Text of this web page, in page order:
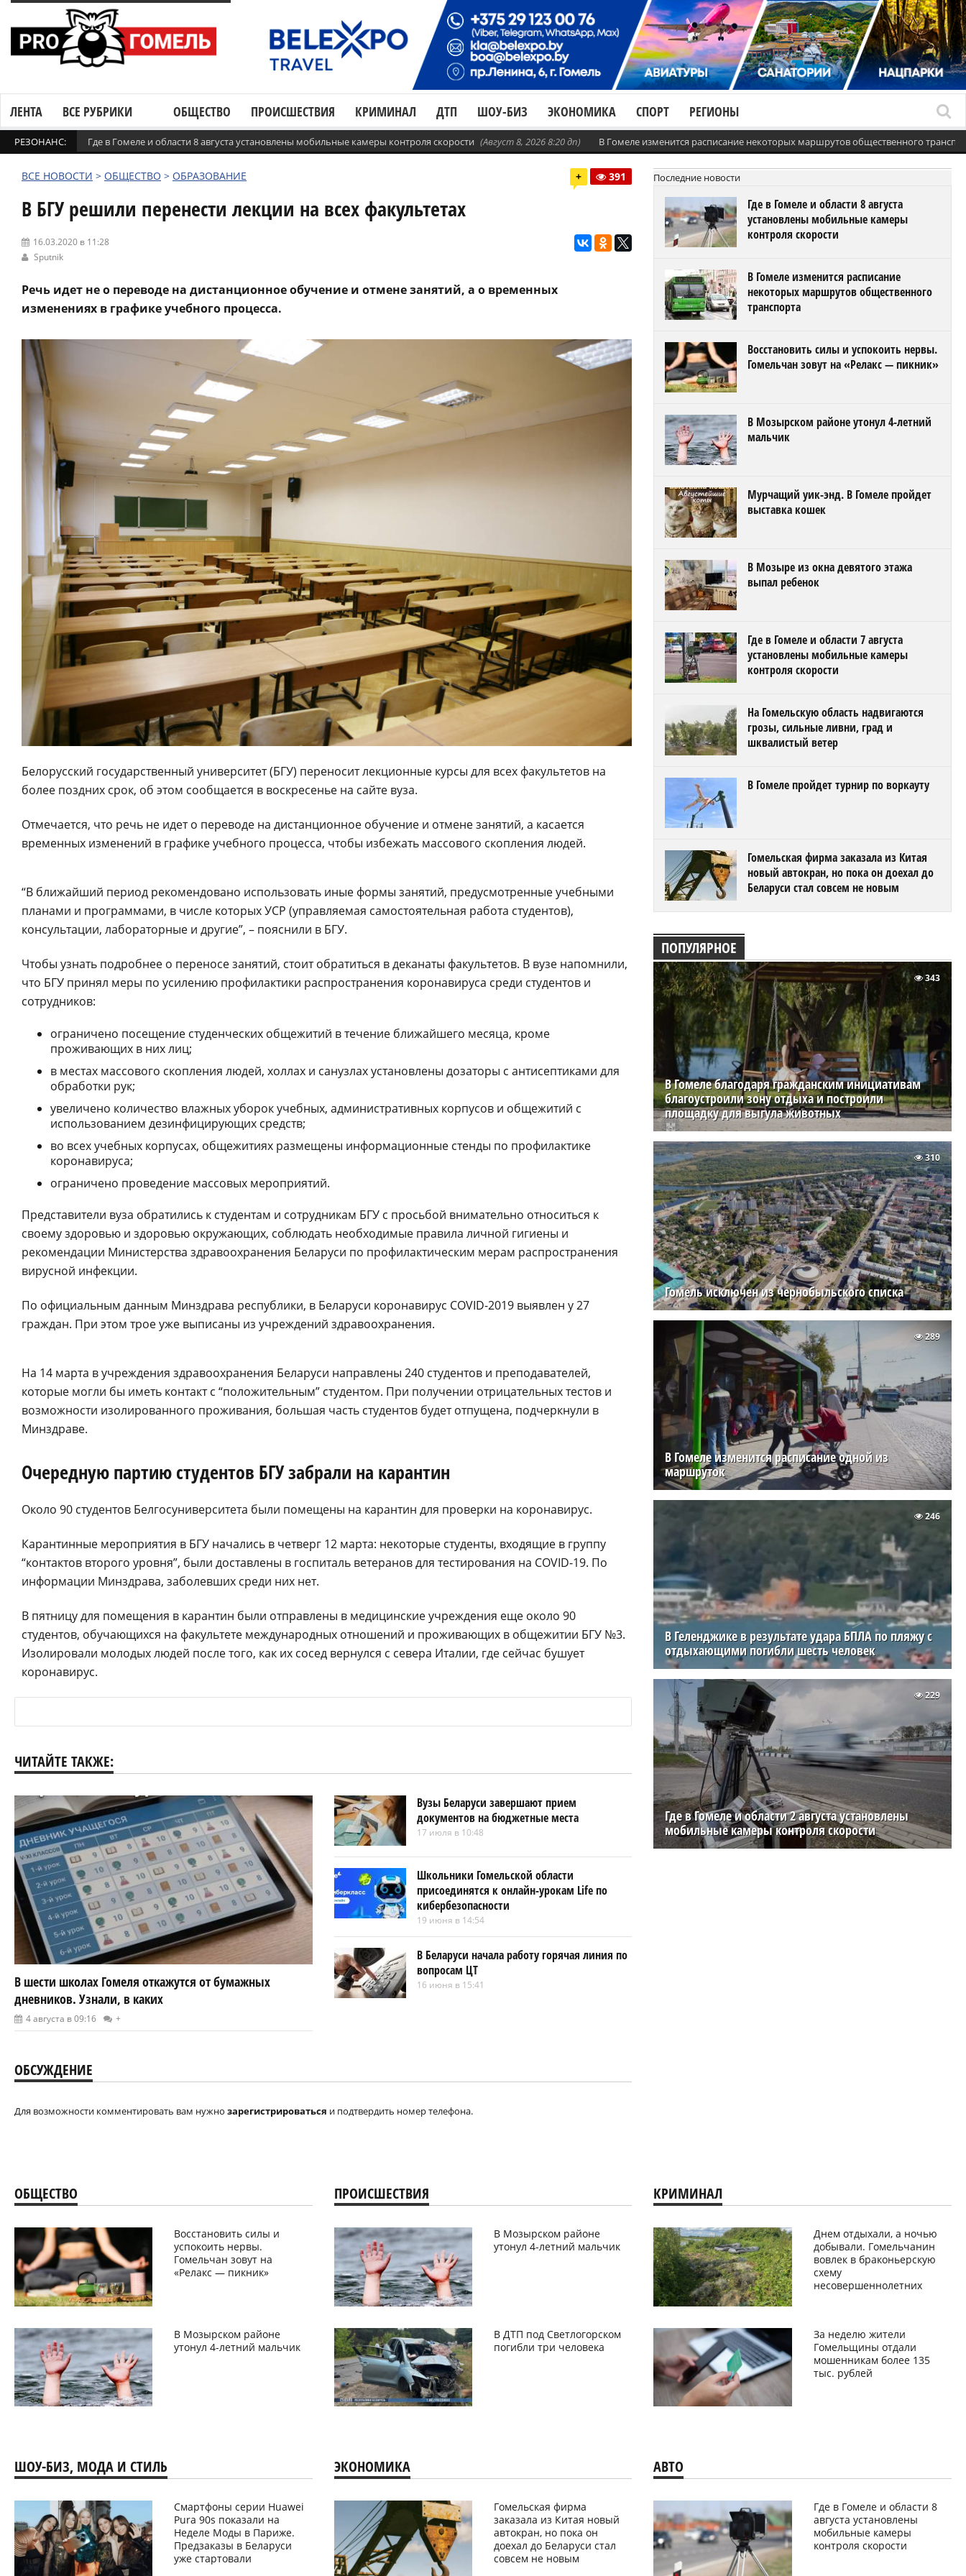
ЛЕНТА ВСЕ РУБРИКИ ОБЩЕСТВО ПРОИСШЕСТВИЯ КРИМИНАЛ ДТП ШОУ-БИЗ ЭКОНОМИКА СПОРТ РЕГИОНЫ
РЕЗОНАНС: Где в Гомеле и области 8 августа установлены мобильные камеры контроля скорости (Август 8, 2026 8:20 дп) В Гомеле изменится расписание некоторых маршрутов общественного
ВСЕ НОВОСТИ > ОБЩЕСТВО > ОБРАЗОВАНИЕ + 391
В БГУ решили перенести лекции на всех факультетах
16.03.2020 в 11:28
Sputnik
Речь идет не о переводе на дистанционное обучение и отмене занятий, а о временных
изменениях в графике учебного процесса.
Белорусский государственный университет (БГУ) переносит лекционные курсы для всех факультетов на
более поздних срок, об этом сообщается в воскресенье на сайте вуза.
Отмечается, что речь не идет о переводе на дистанционное обучение и отмене занятий, а касается
временных изменений в графике учебного процесса, чтобы избежать массового скопления людей.
“В ближайший период рекомендовано использовать иные формы занятий, предусмотренные учебными
планами и программами, в числе которых УСР (управляемая самостоятельная работа студентов),
консультации, лабораторные и другие”, – пояснили в БГУ.
Чтобы узнать подробнее о переносе занятий, стоит обратиться в деканаты факультетов. В вузе напомнили,
что БГУ принял меры по усилению профилактики распространения коронавируса среди студентов и
сотрудников:
ограничено посещение студенческих общежитий в течение ближайшего месяца, кроме
проживающих в них лиц;
в местах массового скопления людей, холлах и санузлах установлены дозаторы с антисептиками для
обработки рук;
увеличено количество влажных уборок учебных, административных корпусов и общежитий с
использованием дезинфицирующих средств;
во всех учебных корпусах, общежитиях размещены информационные стенды по профилактике
коронавируса;
ограничено проведение массовых мероприятий.
Представители вуза обратились к студентам и сотрудникам БГУ с просьбой внимательно относиться к
своему здоровью и здоровью окружающих, соблюдать необходимые правила личной гигиены и
рекомендации Министерства здравоохранения Беларуси по профилактическим мерам распространения
вирусной инфекции.
По официальным данным Минздрава республики, в Беларуси коронавирус COVID-2019 выявлен у 27
граждан. При этом трое уже выписаны из учреждений здравоохранения.
На 14 марта в учреждения здравоохранения Беларуси направлены 240 студентов и преподавателей,
которые могли бы иметь контакт с “положительным” студентом. При получении отрицательных тестов и
возможности изолированного проживания, большая часть студентов будет отпущена, подчеркнули в
Минздраве.
Очередную партию студентов БГУ забрали на карантин
Около 90 студентов Белгосуниверситета были помещены на карантин для проверки на коронавирус.
Карантинные мероприятия в БГУ начались в четверг 12 марта: некоторые студенты, входящие в группу
“контактов второго уровня”, были доставлены в госпиталь ветеранов для тестирования на COVID-19. По
информации Минздрава, заболевших среди них нет.
В пятницу для помещения в карантин были отправлены в медицинские учреждения еще около 90
студентов, обучающихся на факультете международных отношений и проживающих в общежитии БГУ №3.
Изолировали молодых людей после того, как их сосед вернулся с севера Италии, где сейчас бушует
коронавирус.
ЧИТАЙТЕ ТАКЖЕ:
В шести школах Гомеля откажутся от бумажных
дневников. Узнали, в каких
4 августа в 09:16 +
Вузы Беларуси завершают прием
документов на бюджетные места
17 июля в 10:48
Школьники Гомельской области
присоединятся к онлайн-урокам Life по
кибербезопасности
19 июня в 14:54
В Беларуси начала работу горячая линия по
вопросам ЦТ
16 июня в 15:41
ОБСУЖДЕНИЕ
Для возможности комментировать вам нужно зарегистрироваться и подтвердить номер телефона.
Последние новости
Где в Гомеле и области 8 августа
установлены мобильные камеры
контроля скорости
В Гомеле изменится расписание
некоторых маршрутов общественного
транспорта
Восстановить силы и успокоить нервы.
Гомельчан зовут на «Релакс — пикник»
В Мозырском районе утонул 4-летний
мальчик
Мурчащий уик-энд. В Гомеле пройдет
выставка кошек
В Мозыре из окна девятого этажа
выпал ребенок
Где в Гомеле и области 7 августа
установлены мобильные камеры
контроля скорости
На Гомельскую область надвигаются
грозы, сильные ливни, град и
шквалистый ветер
В Гомеле пройдет турнир по воркауту
Гомельская фирма заказала из Китая
новый автокран, но пока он доехал до
Беларуси стал совсем не новым
ПОПУЛЯРНОЕ
В Гомеле благодаря гражданским инициативам
благоустроили зону отдыха и построили
площадку для выгула животных
343
Гомель исключен из чернобыльского списка
310
В Гомеле изменится расписание одной из
маршруток
289
В Геленджике в результате удара БПЛА по пляжу с
отдыхающими погибли шесть человек
246
Где в Гомеле и области 2 августа установлены
мобильные камеры контроля скорости
229
ОБЩЕСТВО
Восстановить силы и
успокоить нервы.
Гомельчан зовут на
«Релакс — пикник»
В Мозырском районе
утонул 4-летний мальчик
ПРОИСШЕСТВИЯ
В Мозырском районе
утонул 4-летний мальчик
В ДТП под Светлогорском
погибли три человека
КРИМИНАЛ
Днем отдыхали, а ночью
добывали. Гомельчанин
вовлек в браконьерскую
схему
несовершеннолетних
За неделю жители
Гомельщины отдали
мошенникам более 135
тыс. рублей
ШОУ-БИЗ, МОДА И СТИЛЬ
Смартфоны серии Huawei
Pura 90s показали на
Неделе Моды в Париже.
Предзаказы в Беларуси
уже стартовали
ЭКОНОМИКА
Гомельская фирма
заказала из Китая новый
автокран, но пока он
доехал до Беларуси стал
совсем не новым
АВТО
Где в Гомеле и области 8
августа установлены
мобильные камеры
контроля скорости